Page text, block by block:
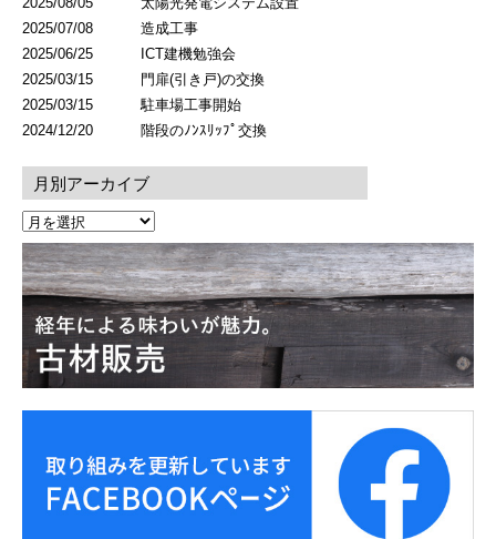
2025/07/08
造成工事
2025/06/25
ICT建機勉強会
2025/03/15
門扉(引き戸)の交換
2025/03/15
駐車場工事開始
2024/12/20
階段のﾉﾝｽﾘｯﾌﾟ交換
月別アーカイブ